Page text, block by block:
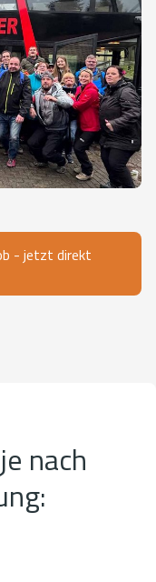
Alle Medien anzeigen
- jetzt direkt
nach